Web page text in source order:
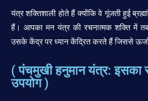
यंत्र शक्तिशाली होते हैं क्योंकि वे गूंजती हुई
हैं। आपका मन यंत्र की रचनात्मक शक्ति में
उसके केंद्र पर ध्यान केंद्रित करते हैं जिससे ऊर्जा
( पंचमुखी हनुमान यंत्र: इसका
उपयोग )